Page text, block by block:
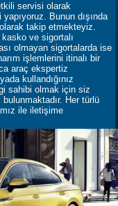
servisi olarak
Bunun dışında
takip etmekteyiz.
ve sigortalı
olmayan sigortalarda ise
işlemlerini itinalı bir
araç ekspertiz
kullandığınız
sahibi olmak için siz
Her türlü
ile iletişime